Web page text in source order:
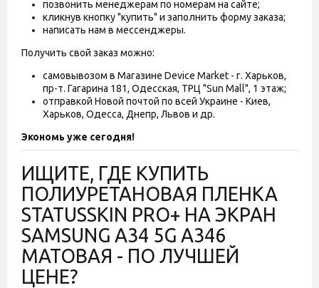
позвонить менеджерам по номерам на сайте;
кликнув кнопку "купить" и заполнить форму заказа;
написать нам в мессенджеры.
Получить свой заказ можно:
самовывозом в Магазине Device Market - г. Харьков,
пр-т. Гагарина 181, Одесская, ТРЦ "Sun Mall", 1 этаж;
отправкой Новой почтой по всей Украине - Киев,
Харьков, Одесса, Днепр, Львов и др.
Экономь уже сегодня!
ИЩИТЕ, ГДЕ КУПИТЬ
ПОЛИУРЕТАНОВАЯ ПЛЕНКА
STATUSSKIN PRO+ НА ЭКРАН
SAMSUNG A34 5G A346
МАТОВАЯ - ПО ЛУЧШЕЙ
ЦЕНЕ?